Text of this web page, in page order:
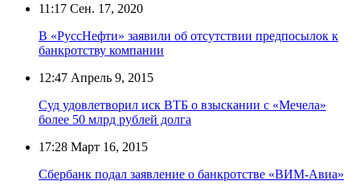
11:17 Сен. 17, 2020
В «РуссНефти» заявили об отсутствии предпосылок к
банкротству компании
12:47 Апрель 9, 2015
Суд удовлетворил иск ВТБ о взыскании с «Мечела»
более 50 млрд рублей долга
17:28 Март 16, 2015
Сбербанк подал заявление о банкротстве «ВИМ-Авиа»